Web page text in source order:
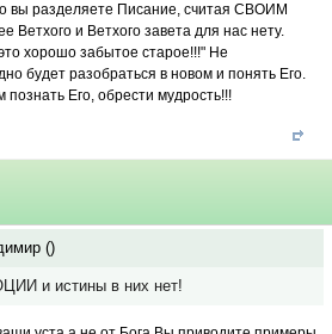
вы разделяете Писание, считая СВОИМ
Ветхого и Ветхого завета для нас нету.
хорошо забытое старое!!!" Не
будет разобраться в новом и понять Его.
Его, обрести мудрость!!!
()
и истины в них нет!